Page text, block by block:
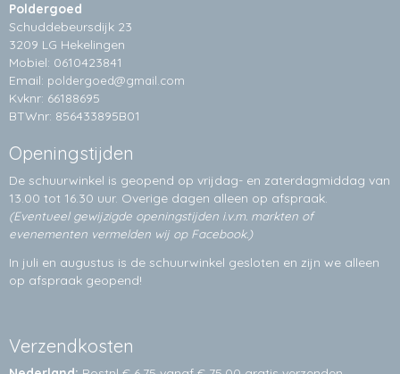
Poldergoed
Schuddebeursdijk 23
3209 LG Hekelingen
Mobiel: 0610423841
Email: poldergoed@gmail.com
Kvknr: 66188695
BTWnr: 856433895B01
Openingstijden
De schuurwinkel is geopend op vrijdag- en zaterdagmiddag van
13.00 tot 16.30 uur. Overige dagen alleen op afspraak.
(Eventueel gewijzigde openingstijden i.v.m. markten of
evenementen vermelden wij op Facebook.)
In juli en augustus is de schuurwinkel gesloten en zijn we alleen
op afspraak geopend!
Verzendkosten